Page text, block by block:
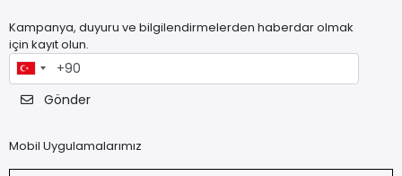
Kampanya, duyuru ve bilgilendirmelerden haberdar olmak
için kayıt olun.
Gönder
Mobil Uygulamalarımız